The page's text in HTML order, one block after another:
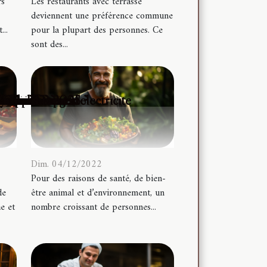
en 2025
facture d'électricité
asiatiques
à Paris ?
deviennent une préférence commune
pour la plupart des personnes. Ce
sont des...
et
Dim. 04/12/2022
Pour des raisons de santé, de bien-
être animal et d’environnement, un
nombre croissant de personnes...
?
? ?
?
?
? ? rouges
confinement ?